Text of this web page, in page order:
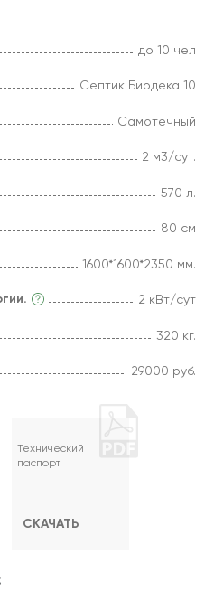
до 10 чел
Септик Биодека 10
Самотечный
2 м3/сут.
570 л.
80 см
1600*1600*2350 мм.
2 кВт/сут
320 кг.
29000 руб.
Технический
паспорт
СКАЧАТЬ